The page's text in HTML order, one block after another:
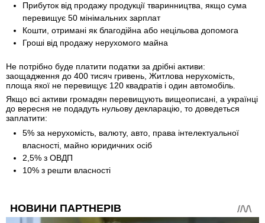
Прибуток від продажу продукції тваринництва, якщо сума
перевищує 50 мінімальних зарплат
Кошти, отримані як благодійна або нецільова допомога
Гроші від продажу нерухомого майна
Не потрібно буде платити податки за дрібні активи:
заощадження до 400 тисяч гривень, Житлова нерухомість,
площа якої не перевищує 120 квадратів і один автомобіль.
Якщо всі активи громадян перевищують вищеописані, а українці
до вересня не подадуть нульову декларацію, то доведеться
заплатити:
5% за нерухомість, валюту, авто, права інтелектуальної
власності, майно юридичних осіб
2,5% з ОВДП
10% з решти власності